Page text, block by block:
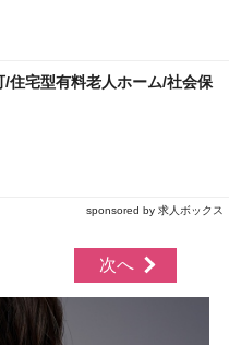
/住宅型有料老人ホーム/社会保
sponsored by 求人ボックス
次へ